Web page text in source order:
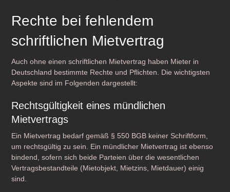
Rechte bei fehlendem
schriftlichen Mietvertrag
Auch ohne einen schriftlichen Mietvertrag haben Mieter in
Deutschland bestimmte Rechte und Pflichten. Die wichtigsten
Aspekte sind im Folgenden dargestellt:
Rechtsgültigkeit eines mündlichen
Mietvertrags
Ein Mietvertrag bedarf gemäß § 550 BGB keiner Schriftform,
um rechtsgültig zu sein. Ein mündlicher Mietvertrag ist ebenso
bindend, sofern sich beide Parteien über die wesentlichen
Vertragsbestandteile (Mietobjekt, Mietzins, Mietdauer) einig
sind.